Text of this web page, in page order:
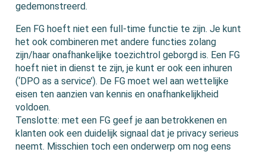
gedemonstreerd.
Een FG hoeft niet een full-time functie te zijn. Je kunt
het ook combineren met andere functies zolang
zijn/haar onafhankelijke toezichtrol geborgd is. Een FG
hoeft niet in dienst te zijn, je kunt er ook een inhuren
(‘DPO as a service’). De FG moet wel aan wettelijke
eisen ten aanzien van kennis en onafhankelijkheid
voldoen.
Tenslotte: met een FG geef je aan betrokkenen en
klanten ook een duidelijk signaal dat je privacy serieus
neemt. Misschien toch een onderwerp om nog eens